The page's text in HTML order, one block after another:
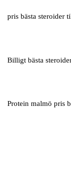
pris bästa steroider
Billigt bästa
Protein malmö pris